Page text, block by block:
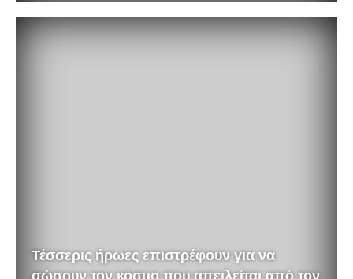
Τέσσερις ήρωες επιστρέφουν για να
σώσουν τον κόσμο που απειλείται από τον